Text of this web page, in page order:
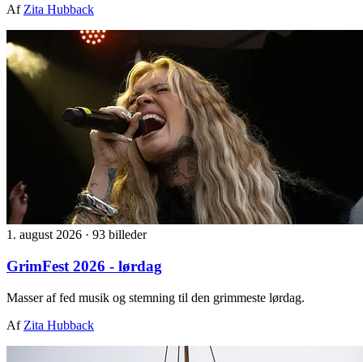
Af Zita Hubback
1. august 2026 · 93 billeder
GrimFest 2026 - lørdag
Masser af fed musik og stemning til den grimmeste lørdag.
Af Zita Hubback